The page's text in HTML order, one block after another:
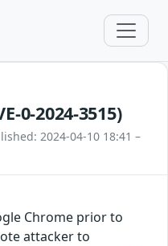
0-2024-3515)
2024-04-10 18:41 –
Chrome prior to
attacker to